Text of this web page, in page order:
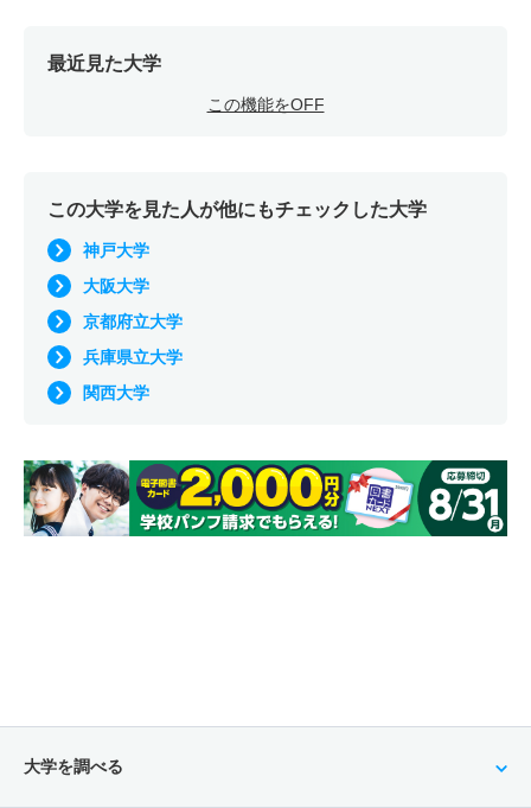
最近見た大学
この機能をOFF
この大学を見た人が他にもチェックした大学
神戸大学
大阪大学
京都府立大学
兵庫県立大学
関西大学
大学を調べる